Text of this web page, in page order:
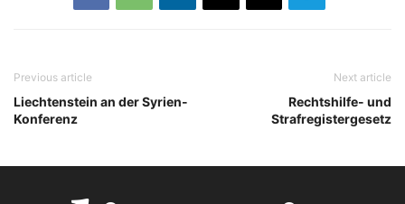
Previous article
Liechtenstein an der Syrien-
Konferenz
Next article
Rechtshilfe- und
Strafregistergesetz